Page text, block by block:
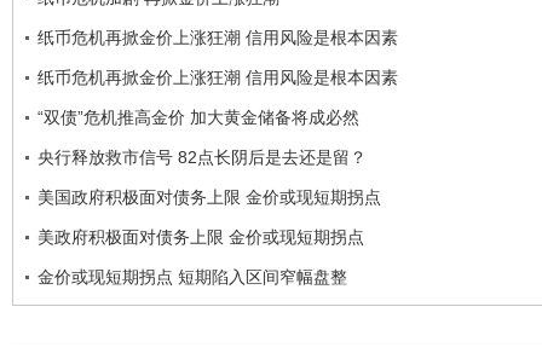
纸币危机再掀金价上涨狂潮 信用风险是根本因素
纸币危机再掀金价上涨狂潮 信用风险是根本因素
“双债”危机推高金价 加大黄金储备将成必然
央行释放救市信号 82点长阴后是去还是留？
美国政府积极面对债务上限 金价或现短期拐点
美政府积极面对债务上限 金价或现短期拐点
金价或现短期拐点 短期陷入区间窄幅盘整